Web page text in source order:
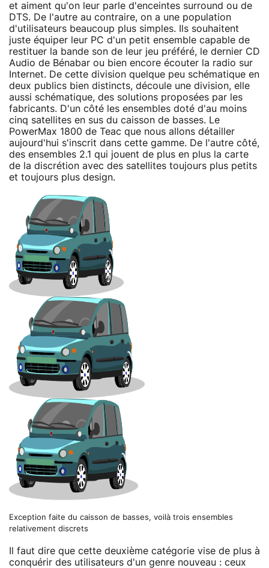
et aiment qu'on leur parle d'enceintes surround ou de
DTS. De l'autre au contraire, on a une population
d'utilisateurs beaucoup plus simples. Ils souhaitent
juste équiper leur PC d'un petit ensemble capable de
restituer la bande son de leur jeu préféré, le dernier CD
Audio de Bénabar ou bien encore écouter la radio sur
Internet. De cette division quelque peu schématique en
deux publics bien distincts, découle une division, elle
aussi schématique, des solutions proposées par les
fabricants. D'un côté les ensembles doté d'au moins
cinq satellites en sus du caisson de basses. Le
PowerMax 1800 de Teac que nous allons détailler
aujourd'hui s'inscrit dans cette gamme. De l'autre côté,
des ensembles 2.1 qui jouent de plus en plus la carte
de la discrétion avec des satellites toujours plus petits
et toujours plus design.
Exception faite du caisson de basses, voilà trois ensembles
relativement discrets
Il faut dire que cette deuxième catégorie vise de plus à
conquérir des utilisateurs d'un genre nouveau : ceux